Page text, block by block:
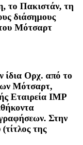
το Πακιστάν, τη
διάσημους
Μότσαρτ
ίδια Ορχ. από το
Μότσαρτ,
Εταιρεία IMP
Στην
(τίτλος της